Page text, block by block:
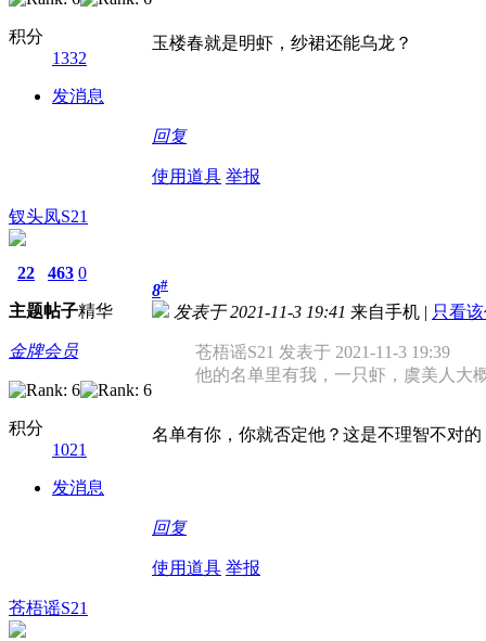
积分
1332
发消息
玉楼春就是明虾，纱裙还能乌龙？
回复
使用道具 举报
钗头凤S21
22
主题
463
帖子
0
精华
金牌会员
积分
1021
发消息
8#
发表于 2021-11-3 19:41 来自手机 | 只看
苍梧谣S21 发表于 2021-11-3 19:39
他的名单里有我，一只虾，虞美人
名单有你，你就否定他？这是不理智不对的
回复
使用道具 举报
苍梧谣S21